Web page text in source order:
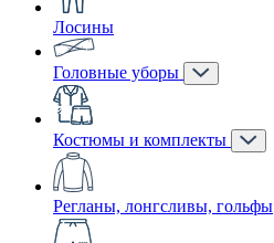
Лосины
Головные уборы
Костюмы и комплекты
Регланы, лонгсливы, гольфы